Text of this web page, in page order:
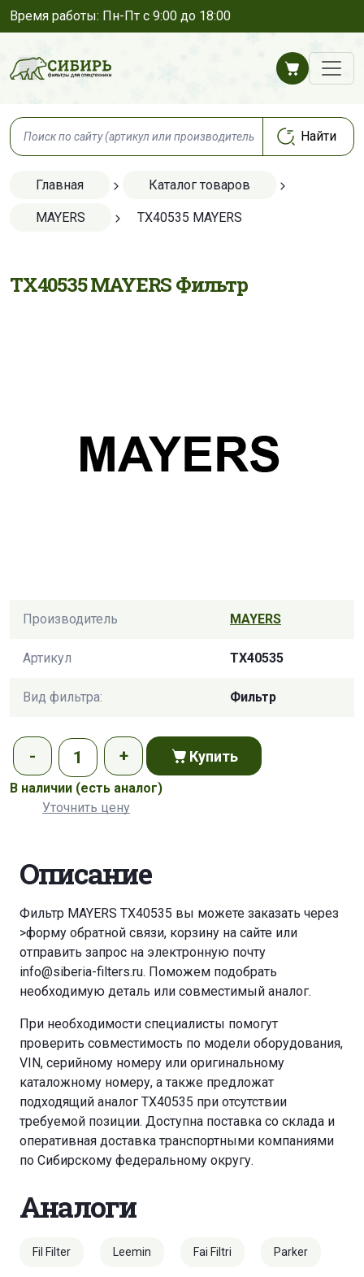
Время работы: Пн-Пт с 9:00 до 18:00
Главная Каталог товаров
MAYERS TX40535 MAYERS
TX40535 MAYERS Фильтр
Производитель MAYERS
Артикул TX40535
Вид фильтра: Фильтр
Купить
В наличии (есть аналог)
Уточнить цену
Описание
Фильтр MAYERS TX40535 вы можете заказать через
>форму обратной связи, корзину на сайте или
отправить запрос на электронную почту
info@siberia-filters.ru. Поможем подобрать
необходимую деталь или совместимый аналог.
При необходимости специалисты помогут
проверить совместимость по модели оборудования,
VIN, серийному номеру или оригинальному
каталожному номеру, а также предложат
подходящий аналог TX40535 при отсутствии
требуемой позиции. Доступна поставка со склада и
оперативная доставка транспортными компаниями
по Сибирскому федеральному округу.
Аналоги
Fil Filter Leemin Fai Filtri Parker